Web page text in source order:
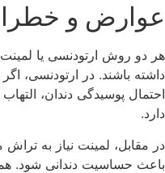
عوارض و
هر دو روش ارتودنسی یا
داشته باشند. در ارتودنسی،
احتمال پوسیدگی دندان،
دارد.
در مقابل، لمینت نیاز به
باعث حساسیت دندانی شود.